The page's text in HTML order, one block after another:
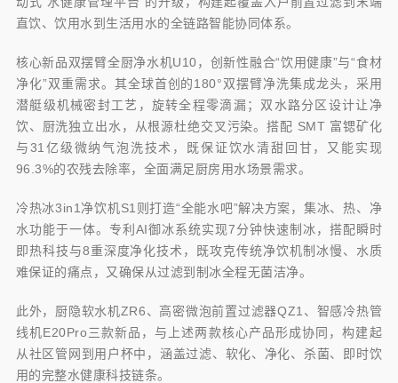
直饮、饮用水到生活用水的全链路智能协同体系。
核心新品双摆臂全厨净水机U10，创新性融合“饮用健康”与“食材
净化”双重需求。其全球首创的180°双摆臂净洗集成龙头，采用
潜艇级机械密封工艺，旋转全程零滴漏；双水路分区设计让净
饮、厨洗独立出水，从根源杜绝交叉污染。搭配 SMT 富锶矿化
与31亿级微纳气泡洗技术，既保证饮水清甜回甘，又能实现
96.3%的农残去除率，全面满足厨房用水场景需求。
冷热冰3in1净饮机S1则打造“全能水吧”解决方案，集冰、热、净
水功能于一体。专利AI御冰系统实现7分钟快速制冰，搭配瞬时
即热科技与8重深度净化技术，既攻克传统净饮机制冰慢、水质
难保证的痛点，又确保从过滤到制冰全程无菌洁净。
此外，厨隐软水机ZR6、高密微泡前置过滤器QZ1、智感冷热管
线机E20Pro三款新品，与上述两款核心产品形成协同，构建起
从社区管网到用户杯中，涵盖过滤、软化、净化、杀菌、即时饮
用的完整水健康科技链条。